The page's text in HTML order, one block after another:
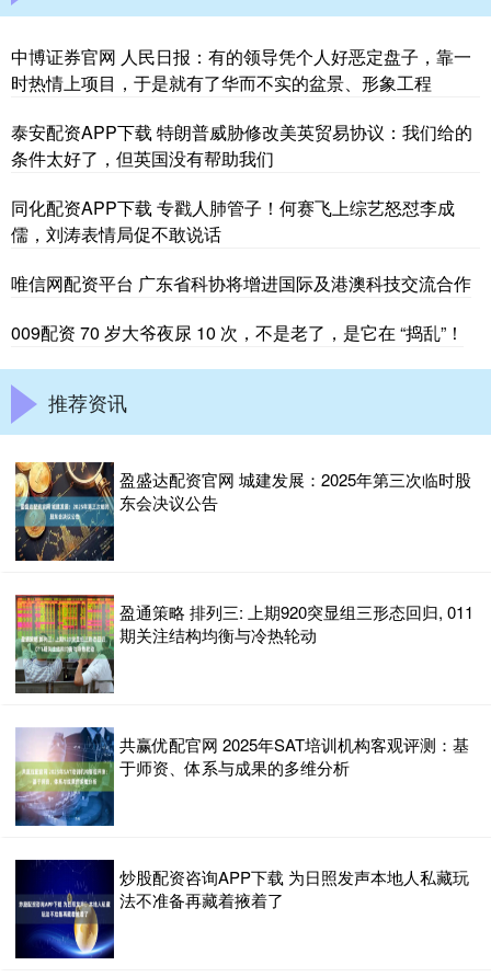
中博证券官网 人民日报：有的领导凭个人好恶定盘子，靠一
时热情上项目，于是就有了华而不实的盆景、形象工程
泰安配资APP下载 特朗普威胁修改美英贸易协议：我们给的
条件太好了，但英国没有帮助我们
同化配资APP下载 专戳人肺管子！何赛飞上综艺怒怼李成
儒，刘涛表情局促不敢说话
唯信网配资平台 广东省科协将增进国际及港澳科技交流合作
009配资 70 岁大爷夜尿 10 次，不是老了，是它在 “捣乱”！
推荐资讯
盈盛达配资官网 城建发展：2025年第三次临时股
东会决议公告
盈通策略 排列三: 上期920突显组三形态回归, 011
期关注结构均衡与冷热轮动
共赢优配官网 2025年SAT培训机构客观评测：基
于师资、体系与成果的多维分析
炒股配资咨询APP下载 为日照发声️本地人私藏玩
法不准备再藏着掖着了